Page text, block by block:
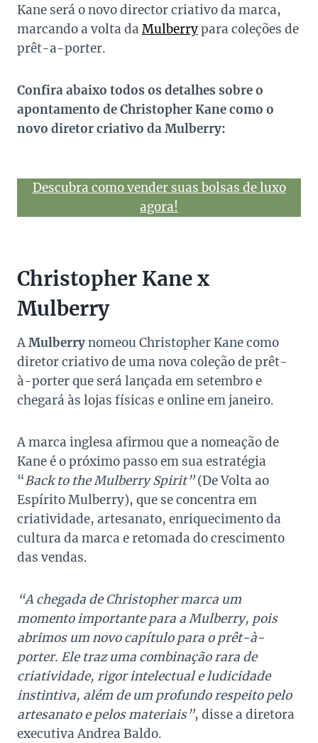
Kane será o novo director criativo da marca,
marcando a volta da Mulberrypara coleções de
prêt-a-porter.
Confira abaixo todos os detalhes sobre o
apontamento de Christopher Kane como o
novo diretor criativo da Mulberry:
Descubra como vender suas bolsas de luxo
agora!
Christopher Kane x
Mulberry
AMulberrynomeou Christopher Kane como
diretor criativo de uma nova coleção de prêt-
à-porter que será lançada em setembro e
chegará às lojas físicas e online em janeiro.
A marca inglesa afirmou que a nomeação de
Kane é o próximo passo em sua estratégia
“Back to the Mulberry Spirit”(De Volta ao
Espírito Mulberry), que se concentra em
criatividade, artesanato, enriquecimento da
cultura da marca e retomada do crescimento
das vendas.
“A chegada de Christopher marca um
momento importante para a Mulberry, pois
abrimos um novo capítulo para o prêt-à-
porter. Ele traz uma combinação rara de
criatividade, rigor intelectual e ludicidade
instintiva, além de um profundo respeito pelo
artesanato e pelos materiais”, disse a diretora
executiva Andrea Baldo.